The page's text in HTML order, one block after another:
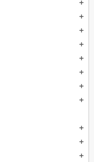
add
add
add
add
add
add
add
add
add
add
add